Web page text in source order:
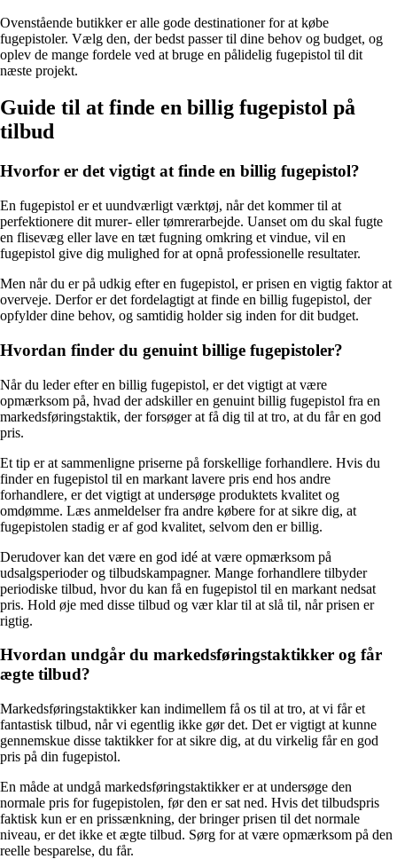
Ovenstående butikker er alle gode destinationer for at købe
fugepistoler. Vælg den, der bedst passer til dine behov og budget, og
oplev de mange fordele ved at bruge en pålidelig fugepistol til dit
næste projekt.
Guide til at finde en billig fugepistol på
tilbud
Hvorfor er det vigtigt at finde en billig fugepistol?
En fugepistol er et uundværligt værktøj, når det kommer til at
perfektionere dit murer- eller tømrerarbejde. Uanset om du skal fugte
en flisevæg eller lave en tæt fugning omkring et vindue, vil en
fugepistol give dig mulighed for at opnå professionelle resultater.
Men når du er på udkig efter en fugepistol, er prisen en vigtig faktor at
overveje. Derfor er det fordelagtigt at finde en billig fugepistol, der
opfylder dine behov, og samtidig holder sig inden for dit budget.
Hvordan finder du genuint billige fugepistoler?
Når du leder efter en billig fugepistol, er det vigtigt at være
opmærksom på, hvad der adskiller en genuint billig fugepistol fra en
markedsføringstaktik, der forsøger at få dig til at tro, at du får en god
pris.
Et tip er at sammenligne priserne på forskellige forhandlere. Hvis du
finder en fugepistol til en markant lavere pris end hos andre
forhandlere, er det vigtigt at undersøge produktets kvalitet og
omdømme. Læs anmeldelser fra andre købere for at sikre dig, at
fugepistolen stadig er af god kvalitet, selvom den er billig.
Derudover kan det være en god idé at være opmærksom på
udsalgsperioder og tilbudskampagner. Mange forhandlere tilbyder
periodiske tilbud, hvor du kan få en fugepistol til en markant nedsat
pris. Hold øje med disse tilbud og vær klar til at slå til, når prisen er
rigtig.
Hvordan undgår du markedsføringstaktikker og får
ægte tilbud?
Markedsføringstaktikker kan indimellem få os til at tro, at vi får et
fantastisk tilbud, når vi egentlig ikke gør det. Det er vigtigt at kunne
gennemskue disse taktikker for at sikre dig, at du virkelig får en god
pris på din fugepistol.
En måde at undgå markedsføringstaktikker er at undersøge den
normale pris for fugepistolen, før den er sat ned. Hvis det tilbudspris
faktisk kun er en prissænkning, der bringer prisen til det normale
niveau, er det ikke et ægte tilbud. Sørg for at være opmærksom på den
reelle besparelse, du får.